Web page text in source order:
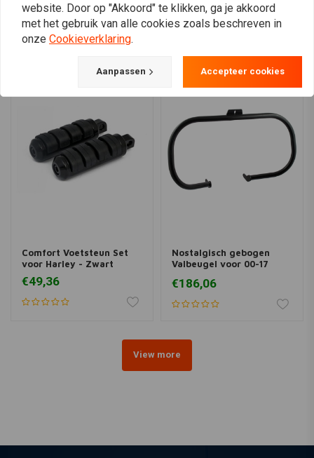
Comfort Voetsteun Set
voor Harley - Zwart
€49,36
Nostalgisch gebogen
Valbeugel voor 00-17
€186,06
View more
website. Door op "Akkoord" te klikken, ga je akkoord
met het gebruik van alle cookies zoals beschreven in
onze Cookieverklaring.
Aanpassen Accepteer cookies